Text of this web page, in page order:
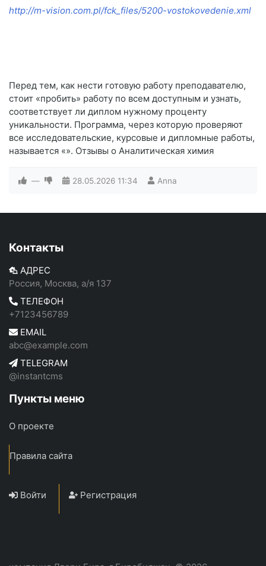
http://m-vision.com.pl/fck_files/5200-vostokovedenie.xml
Перед тем, как нести готовую работу преподавателю,
стоит «пробить» работу по всем доступным и узнать,
соответствует ли диплом нужному проценту
уникальности. Программа, через которую проверяют
все исследовательские, курсовые и дипломные работы,
называется «». Отзывы о Аналитическая химия
— 28.05.2026 11:34 Anna
Контакты
АДРЕС
Россия, Москва, а/я 137
ТЕЛЕФОН
+7123456789
EMAIL
abc@example.com
TELEGRAM
@instantcms
Пункты меню
О проекте
Правила сайта
Войти Регистрация